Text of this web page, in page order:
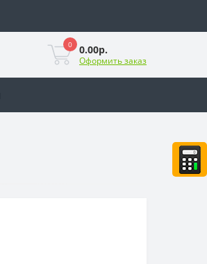
0 0.00р.
Оформить заказ